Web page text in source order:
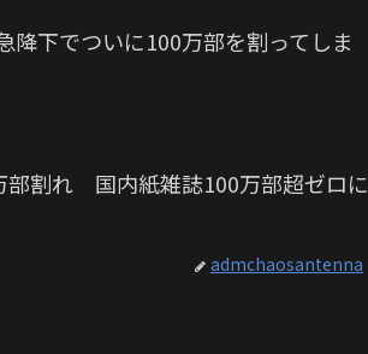
降下でついに100万部を割ってしま
部割れ 国内紙雑誌100万部超ゼロに
admchaosantenna